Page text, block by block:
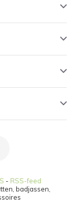
- RSS-feed
badjassen,